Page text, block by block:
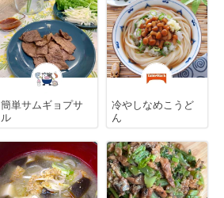
簡単サムギョプサ
ル
冷やしなめこうど
ん